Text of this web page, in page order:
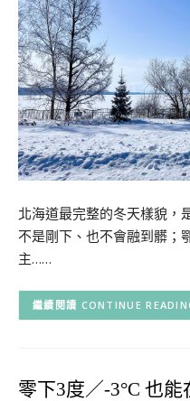
北海道最完整的冬天樣貌，
不是剛下、也不會融到髒；
主……
CONTINUE
零下3度／-3°C 也